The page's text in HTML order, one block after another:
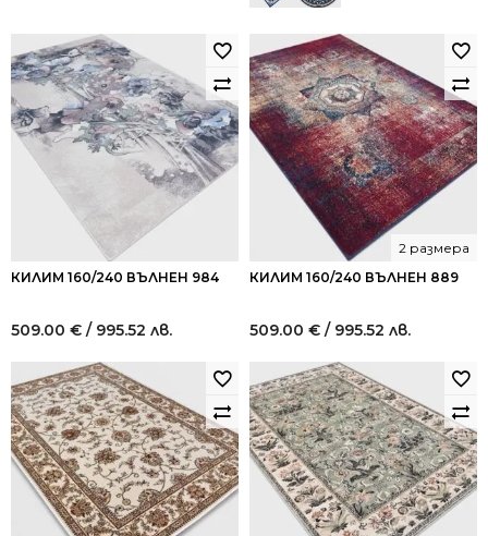
КИЛИМ 160/240 ВЪЛНЕН 984
509.00 € / 995.52 лв.
КИЛИМ 160/240 ВЪЛНЕН 889
2 размера
509.00 € / 995.52 лв.